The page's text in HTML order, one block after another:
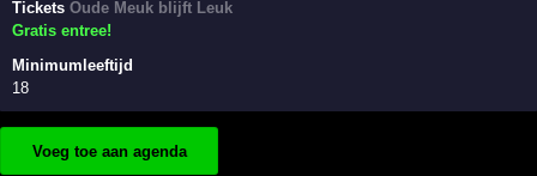
TicketsOude Meuk blijft Leuk
Gratis entree!
Minimumleeftijd
18
Voeg toe aan agenda